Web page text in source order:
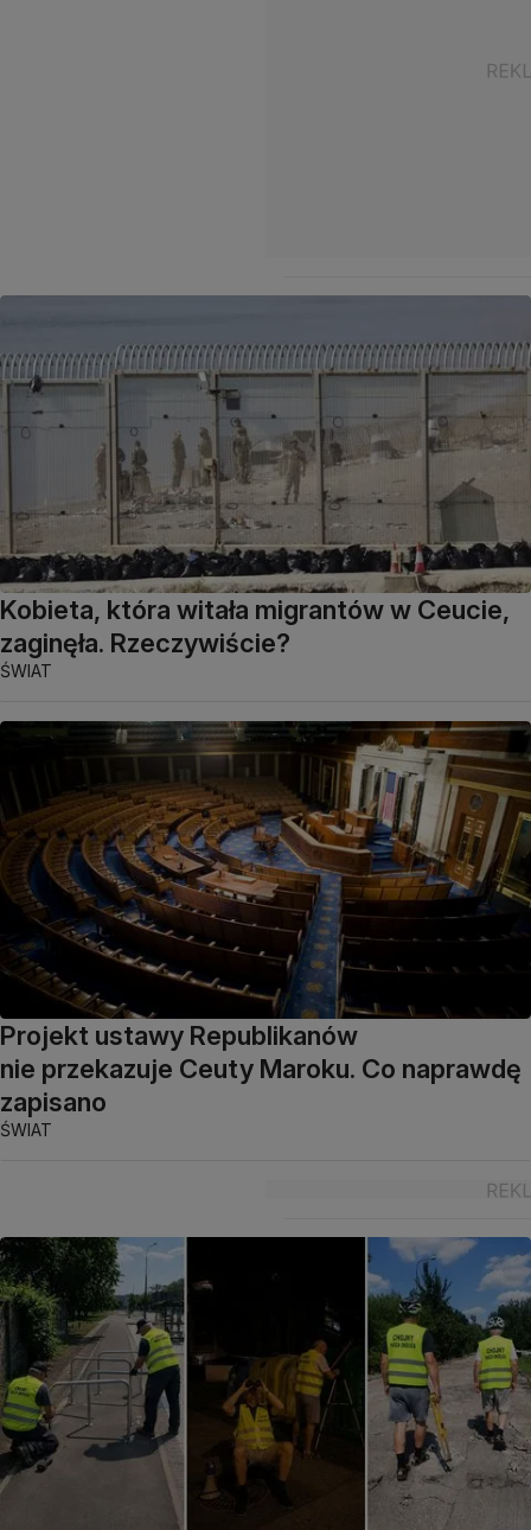
Kobieta, która witała migrantów w Ceucie,
zaginęła. Rzeczywiście?
ŚWIAT
Projekt ustawy Republikanów
nie przekazuje Ceuty Maroku. Co naprawdę
zapisano
ŚWIAT